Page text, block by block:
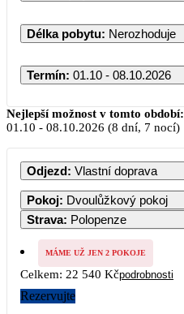
Délka pobytu: Nerozhoduje
Termín: 01.10 - 08.10.2026
Nejlepší možnost v tomto období:
01.10 - 08.10.2026 (8 dní, 7 nocí)
Odjezd: Vlastní doprava
Pokoj: Dvoulůžkový pokoj
Strava: Polopenze
MÁME UŽ JEN 2 POKOJE
Celkem: 22 540 Kčpodrobnosti
Rezervujte